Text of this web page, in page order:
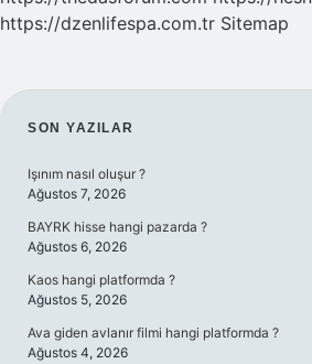
https://dzenlifespa.com.tr Sitemap
SIDEBAR
SON YAZILAR
Işınım nasıl oluşur ?
Ağustos 7, 2026
BAYRK hisse hangi pazarda ?
Ağustos 6, 2026
Kaos hangi platformda ?
Ağustos 5, 2026
Ava giden avlanır filmi hangi platformda ?
Ağustos 4, 2026